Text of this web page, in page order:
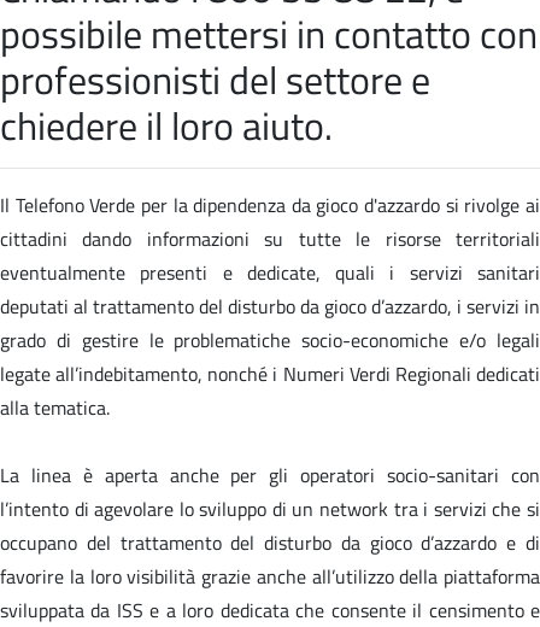
possibile mettersi in contatto con
professionisti del settore e
chiedere il loro aiuto.
Il Telefono Verde per la dipendenza da gioco d'azzardo si rivolge ai
cittadini dando informazioni su tutte le risorse territoriali
eventualmente presenti e dedicate, quali i servizi sanitari
deputati al trattamento del disturbo da gioco d’azzardo, i servizi in
grado di gestire le problematiche socio-economiche e/o legali
legate all’indebitamento, nonché i Numeri Verdi Regionali dedicati
alla tematica.
La linea è aperta anche per gli operatori socio-sanitari con
l’intento di agevolare lo sviluppo di un network tra i servizi che si
occupano del trattamento del disturbo da gioco d’azzardo e di
favorire la loro visibilità grazie anche all’utilizzo della piattaforma
sviluppata da ISS e a loro dedicata che consente il censimento e